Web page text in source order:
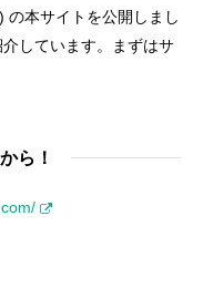
の本サイトを公開しまし
しています。まずはサ
ら！